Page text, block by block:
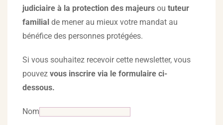
judiciaire à la protection des majeurs ou tuteur
familial de mener au mieux votre mandat au
bénéfice des personnes protégées.
Si vous souhaitez recevoir cette newsletter, vous
pouvez vous inscrire via le formulaire ci-
dessous.
Nom